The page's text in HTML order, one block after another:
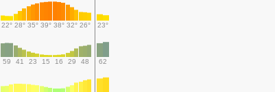
22° 28° 35° 39° 38° 32° 26° 23°
59 41 23 15 16 29 48 62